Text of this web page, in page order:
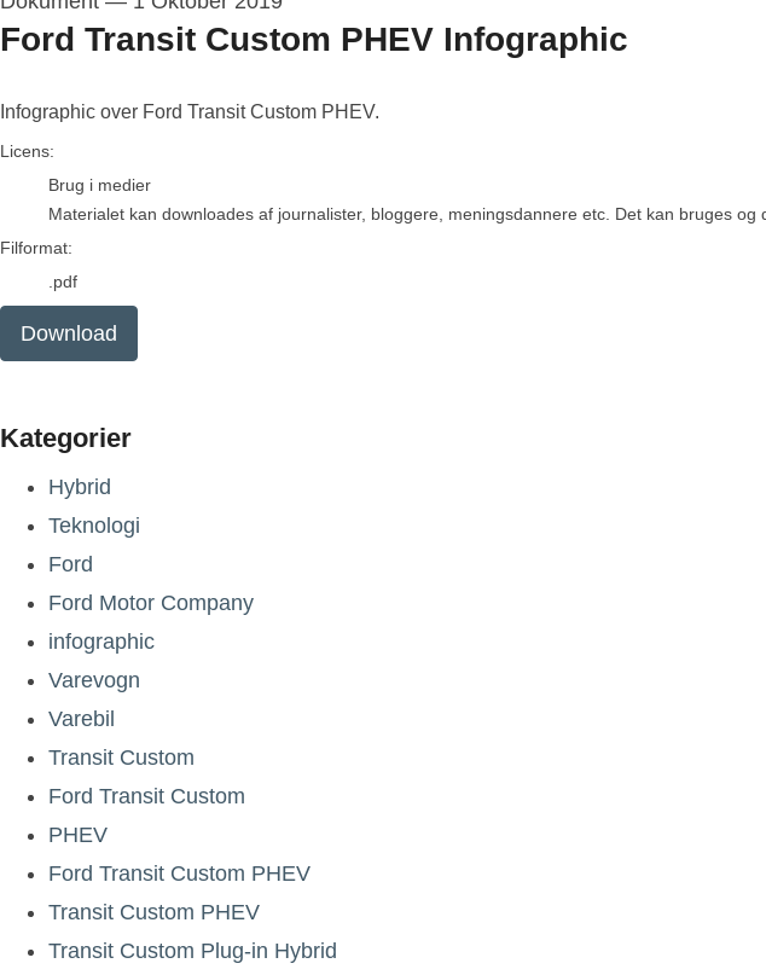
Ford Transit Custom PHEV Infographic
Infographic over Ford Transit Custom PHEV.
go to media item
Licens:
Brug i medier
Materialet kan downloades af journalister, bloggere, meningsdannere etc. Det kan bruges
Filformat:
.pdf
Download
Kategorier
Hybrid
Teknologi
Ford
Ford Motor Company
infographic
Varevogn
Varebil
Transit Custom
Ford Transit Custom
PHEV
Ford Transit Custom PHEV
Transit Custom PHEV
Transit Custom Plug-in Hybrid